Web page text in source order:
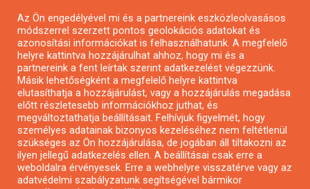
Pályázatok magánszemélyeknek
Pályázatok civil szervezeteknek
Pályázatok vállalkozásoknak
Önkormányzati pályázatok
Mezőgazdasági pályázatok
Falusi turizmus pályázatok
Napelem pályázatok
Az Ön engedélyével mi és a partnereink eszközleolvasásos
módszerrel szerzett pontos geolokációs adatokat és
azonosítási információkat is felhasználhatunk. A megfelelő
helyre kattintva hozzájárulhat ahhoz, hogy mi és a
partnereink a fent leírtak szerint adatkezelést végezzünk.
Másik lehetőségként a megfelelő helyre kattintva
elutasíthatja a hozzájárulást, vagy a hozzájárulás megadása
előtt részletesebb információkhoz juthat, és
megváltoztathatja beállításait. Felhívjuk figyelmét, hogy
személyes adatainak bizonyos kezeléséhez nem feltétlenül
szükséges az Ön hozzájárulása, de jogában áll tiltakozni az
ilyen jellegű adatkezelés ellen. A beállításai csak erre a
weboldalra érvényesek. Erre a webhelyre visszatérve vagy az
adatvédelmi szabályzatunk segítségével bármikor